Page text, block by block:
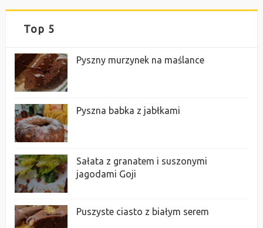
Top 5
Pyszny murzynek na maślance
Pyszna babka z jabłkami
Sałata z granatem i suszonymi
jagodami Goji
Puszyste ciasto z białym serem